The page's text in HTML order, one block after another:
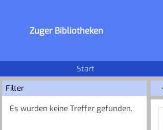
Zuger Bibliotheken
Start
Filter
Es wurden keine Treffer gefunden.